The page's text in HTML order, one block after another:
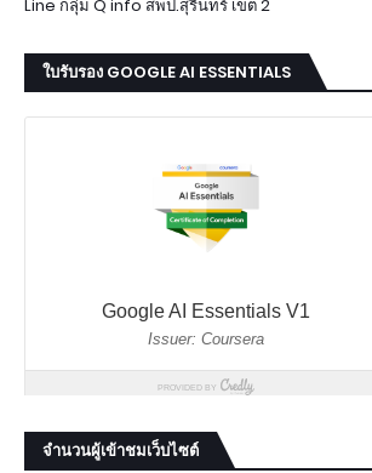
Line กลุ่ม Q info สพป.สุรินทร์ เขต 2
ใบรับรอง GOOGLE AI ESSENTIALS
จำนวนผู้เข้าชมเว็บไซต์